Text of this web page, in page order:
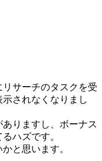
サーチのタスクを受
されなくなりまし
りますし、ボーナス
ハズです。
と思います。